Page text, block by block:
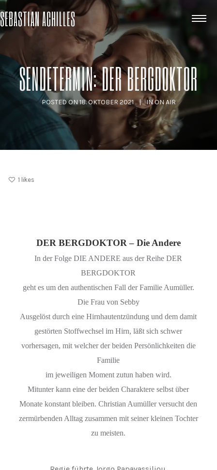
SEBASTIAN ACHILLES
SENDETERMIN: DER BERGDOKTOR
POSTED ON18. OKTOBER 2021 INON AIR
1 likes
DER BERGDOKTOR – Die Andere
In der Folge DIE ANDERE aus der Reihe DER
BERGDOKTOR
geht es um den authentischen Fall der Familie Aumüller.
Die Frau von Sebby
Ausgelöst durch eine Hirnhautentzündung und dem damit
gestörten Stoffwechsel im Hirn, läßt sich schwer
vorhersagen, mit welcher der beiden Persönlichkeiten die
Familie
im jeweiligen Moment zutun haben wird.
Mitunter kann eine der beiden Charaktere selbst über
Monate konstant bleiben. Christian Aumüller versucht den
zermürbenden Alltag zusammen mit seiner kleinen Tochter
zu meisten.